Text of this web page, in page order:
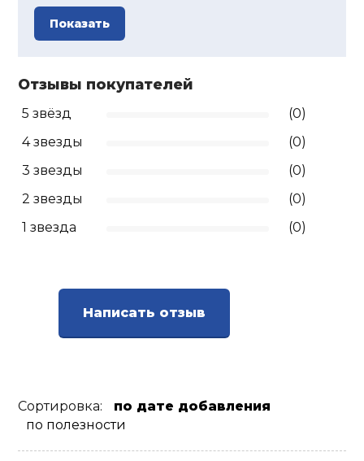
Показать
Отзывы покупателей
5 звёзд
(0)
4 звезды
(0)
3 звезды
(0)
2 звезды
(0)
1 звезда
(0)
Написать отзыв
Сортировка:
по дате добавления
по полезности